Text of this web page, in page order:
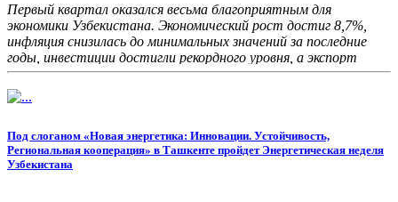
Первый квартал оказался весьма благоприятным для
экономики Узбекистана. Экономический рост достиг 8,7%,
инфляция снизилась до минимальных значений за последние
годы, инвестиции достигли рекордного уровня, а экспорт
показал устойчивое расширение.
Под слоганом «Новая энергетика: Инновации. Устойчивость,
Региональная кооперация» в Ташкенте пройдет Энергетическая неделя
Узбекистана